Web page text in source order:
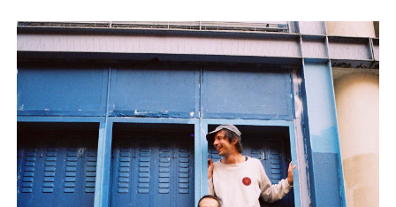
Rain
/
Prefect
Records)